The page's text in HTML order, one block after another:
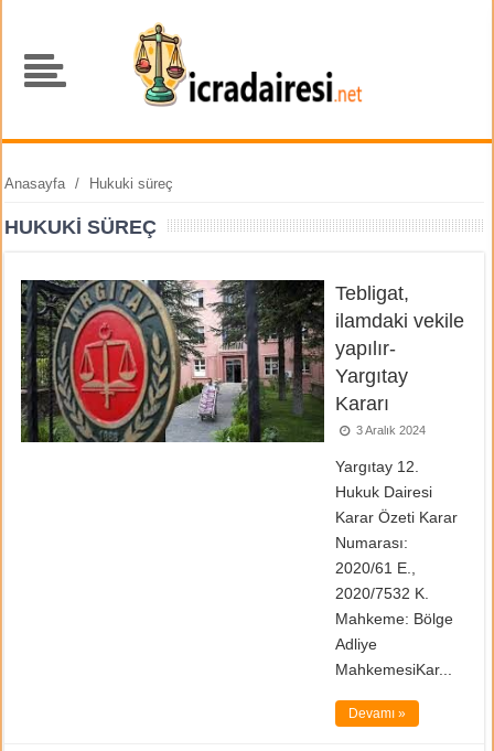
Anasayfa / Hukuki süreç
HUKUKI SÜREÇ
Tebligat,
ilamdaki vekile
yapılır-
Yargıtay
Kararı
3 Aralık 2024
Yargıtay 12.
Hukuk Dairesi
Karar Özeti Karar
Numarası:
2020/61 E.,
2020/7532 K.
Mahkeme: Bölge
Adliye
MahkemesiKar...
Devamı »